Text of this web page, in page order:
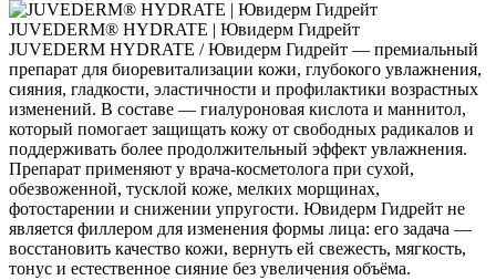
JUVEDERM® HYDRATE | Ювидерм Гидрейт
JUVEDERM HYDRATE / Ювидерм Гидрейт — премиальный
препарат для биоревитализации кожи, глубокого увлажнения,
сияния, гладкости, эластичности и профилактики возрастных
изменений. В составе — гиалуроновая кислота и маннитол,
который помогает защищать кожу от свободных радикалов и
поддерживать более продолжительный эффект увлажнения.
Препарат применяют у врача-косметолога при сухой,
обезвоженной, тусклой коже, мелких морщинах,
фотостарении и снижении упругости. Ювидерм Гидрейт не
является филлером для изменения формы лица: его задача —
восстановить качество кожи, вернуть ей свежесть, мягкость,
тонус и естественное сияние без увеличения объёма.